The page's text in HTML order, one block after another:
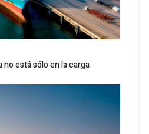
no está sólo en la carga